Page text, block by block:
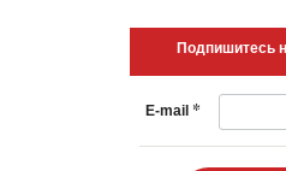
Подпишитесь
E-mail *